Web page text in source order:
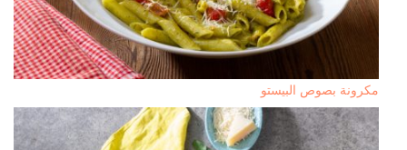
مكرونة بصوص البيستو